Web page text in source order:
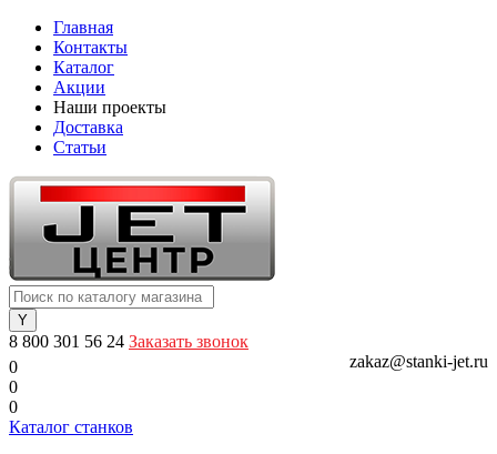
Главная
Контакты
Каталог
Акции
Наши проекты
Доставка
Статьи
8 800 301 56 24 Заказать звонок
zakaz@stanki-jet.ru
0
0
0
Каталог станков